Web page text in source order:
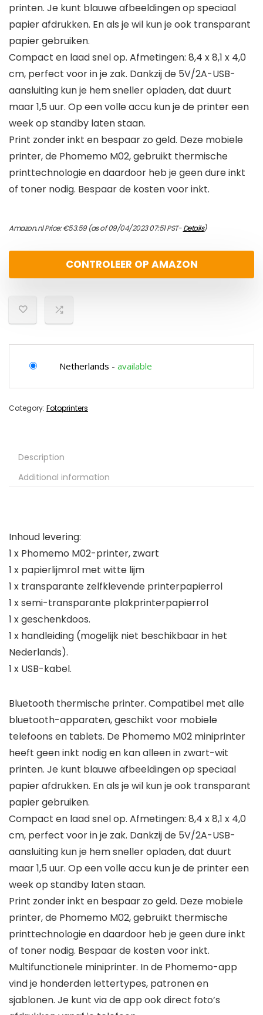
printen. Je kunt blauwe afbeeldingen op speciaal
papier afdrukken. En als je wil kun je ook transparant
papier gebruiken.
Compact en laad snel op. Afmetingen: 8,4 x 8,1 x 4,0
cm, perfect voor in je zak. Dankzij de 5V/2A-USB-
aansluiting kun je hem sneller opladen, dat duurt
maar 1,5 uur. Op een volle accu kun je de printer een
week op standby laten staan.
Print zonder inkt en bespaar zo geld. Deze mobiele
printer, de Phomemo M02, gebruikt thermische
printtechnologie en daardoor heb je geen dure inkt
of toner nodig. Bespaar de kosten voor inkt.
Amazon.nl Price:€53.59(as of 09/04/2023 07:51 PST-Details)
CONTROLEER OP AMAZON
Netherlands - available
Category: Fotoprinters
Description
Additional information
Inhoud levering:
1 x Phomemo M02-printer, zwart
1 x papierlijmrol met witte lijm
1 x transparante zelfklevende printerpapierrol
1 x semi-transparante plakprinterpapierrol
1 x geschenkdoos.
1 x handleiding (mogelijk niet beschikbaar in het
Nederlands).
1 x USB-kabel.
Bluetooth thermische printer. Compatibel met alle
bluetooth-apparaten, geschikt voor mobiele
telefoons en tablets. De Phomemo M02 miniprinter
heeft geen inkt nodig en kan alleen in zwart-wit
printen. Je kunt blauwe afbeeldingen op speciaal
papier afdrukken. En als je wil kun je ook transparant
papier gebruiken.
Compact en laad snel op. Afmetingen: 8,4 x 8,1 x 4,0
cm, perfect voor in je zak. Dankzij de 5V/2A-USB-
aansluiting kun je hem sneller opladen, dat duurt
maar 1,5 uur. Op een volle accu kun je de printer een
week op standby laten staan.
Print zonder inkt en bespaar zo geld. Deze mobiele
printer, de Phomemo M02, gebruikt thermische
printtechnologie en daardoor heb je geen dure inkt
of toner nodig. Bespaar de kosten voor inkt.
Multifunctionele miniprinter. In de Phomemo-app
vind je honderden lettertypes, patronen en
sjablonen. Je kunt via de app ook direct foto’s